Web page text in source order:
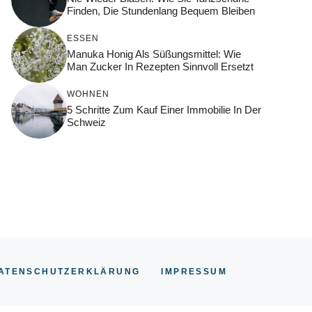
Finden, Die Stundenlang Bequem Bleiben
ESSEN
Manuka Honig Als Süßungsmittel: Wie
Man Zucker In Rezepten Sinnvoll Ersetzt
WOHNEN
5 Schritte Zum Kauf Einer Immobilie In Der
Schweiz
IMPRESSUM